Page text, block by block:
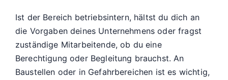
Ist der Bereich betriebsintern, hältst du dich an
die Vorgaben deines Unternehmens oder fragst
zuständige Mitarbeitende, ob du eine
Berechtigung oder Begleitung brauchst. An
Baustellen oder in Gefahrbereichen ist es wichtig,